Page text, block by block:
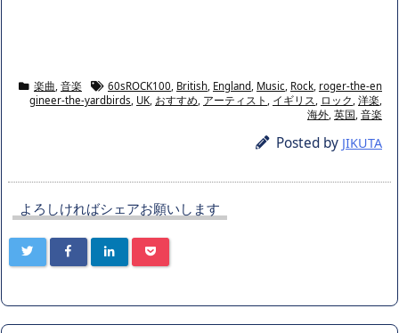
楽曲, 音楽 60sROCK100, British, England, Music, Rock, roger-the-en
gineer-the-yardbirds, UK, おすすめ, アーティスト , イギリス, ロック , 洋楽,
海外, 英国, 音楽
Posted by JIKUTA
よろしければシェアお願いします